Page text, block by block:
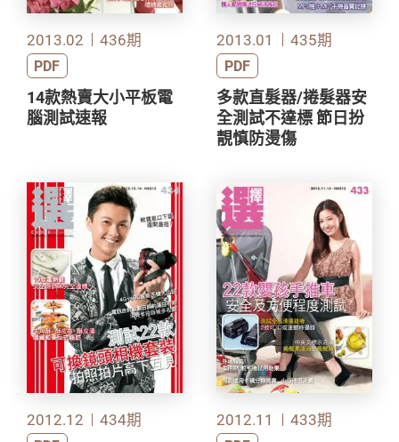
2013.02 436期
PDF
14款熱賣大小平板電
腦測試速報
2013.01 435期
PDF
多款直髮器/捲髮器安
全測試不達標 節日扮
靚慎防燙傷
2012.12 434期 2012.11 433期